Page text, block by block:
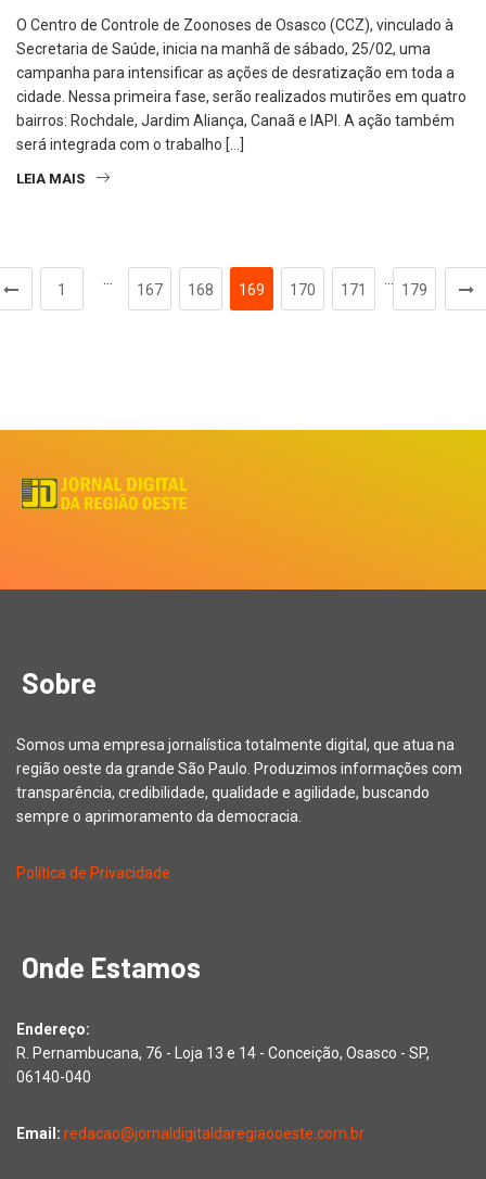
O Centro de Controle de Zoonoses de Osasco (CCZ), vinculado à
Secretaria de Saúde, inicia na manhã de sábado, 25/02, uma
campanha para intensificar as ações de desratização em toda a
cidade. Nessa primeira fase, serão realizados mutirões em quatro
bairros: Rochdale, Jardim Aliança, Canaã e IAPI. A ação também
será integrada com o trabalho […]
LEIA MAIS
1 167 168 169 170 171 179
Sobre
Somos uma empresa jornalística totalmente digital, que atua na
região oeste da grande São Paulo. Produzimos informações com
transparência, credibilidade, qualidade e agilidade, buscando
sempre o aprimoramento da democracia.
Política de Privacidade
Onde Estamos
Endereço:
R. Pernambucana, 76 - Loja 13 e 14 - Conceição, Osasco - SP,
06140-040
Email: redacao@jornaldigitaldaregiaooeste.com.br